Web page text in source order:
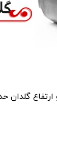
گلدان